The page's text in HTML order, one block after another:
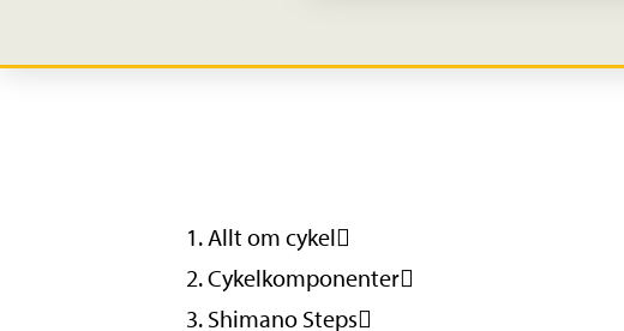
Allt om cykel
Cykelkomponenter
Shimano Steps